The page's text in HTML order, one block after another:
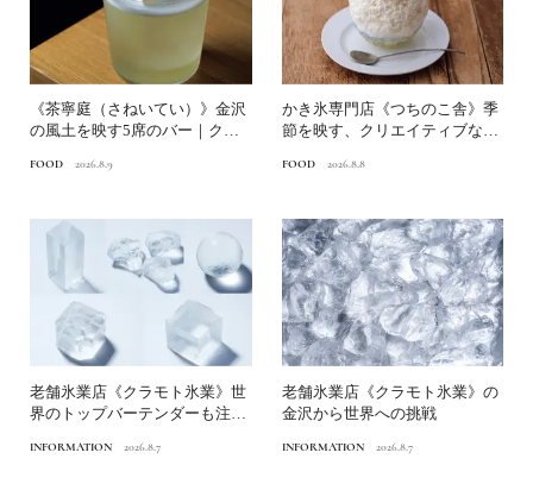
《茶寧庭（さねいてい）》金沢
の風土を映す5席のバー｜クラ
FOOD 2026.8.9
かき氷専門店《つちのこ舎》季
節を映す、クリエイティブなか
FOOD 2026.8.8
老舗氷業店《クラモト氷業》世
界のトップバーテンダーも注目
INFORMATION 2026.8.7
老舗氷業店《クラモト氷業》の
金沢から世界への挑戦
INFORMATION 2026.8.7